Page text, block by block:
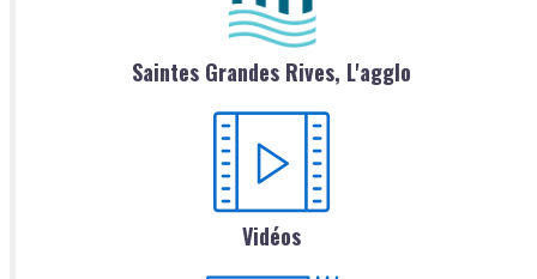
Saintes Grandes Rives, L'agglo
Vidéos